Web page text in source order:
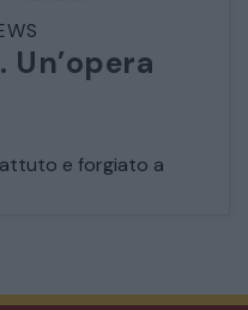
Un’opera
e forgiato a